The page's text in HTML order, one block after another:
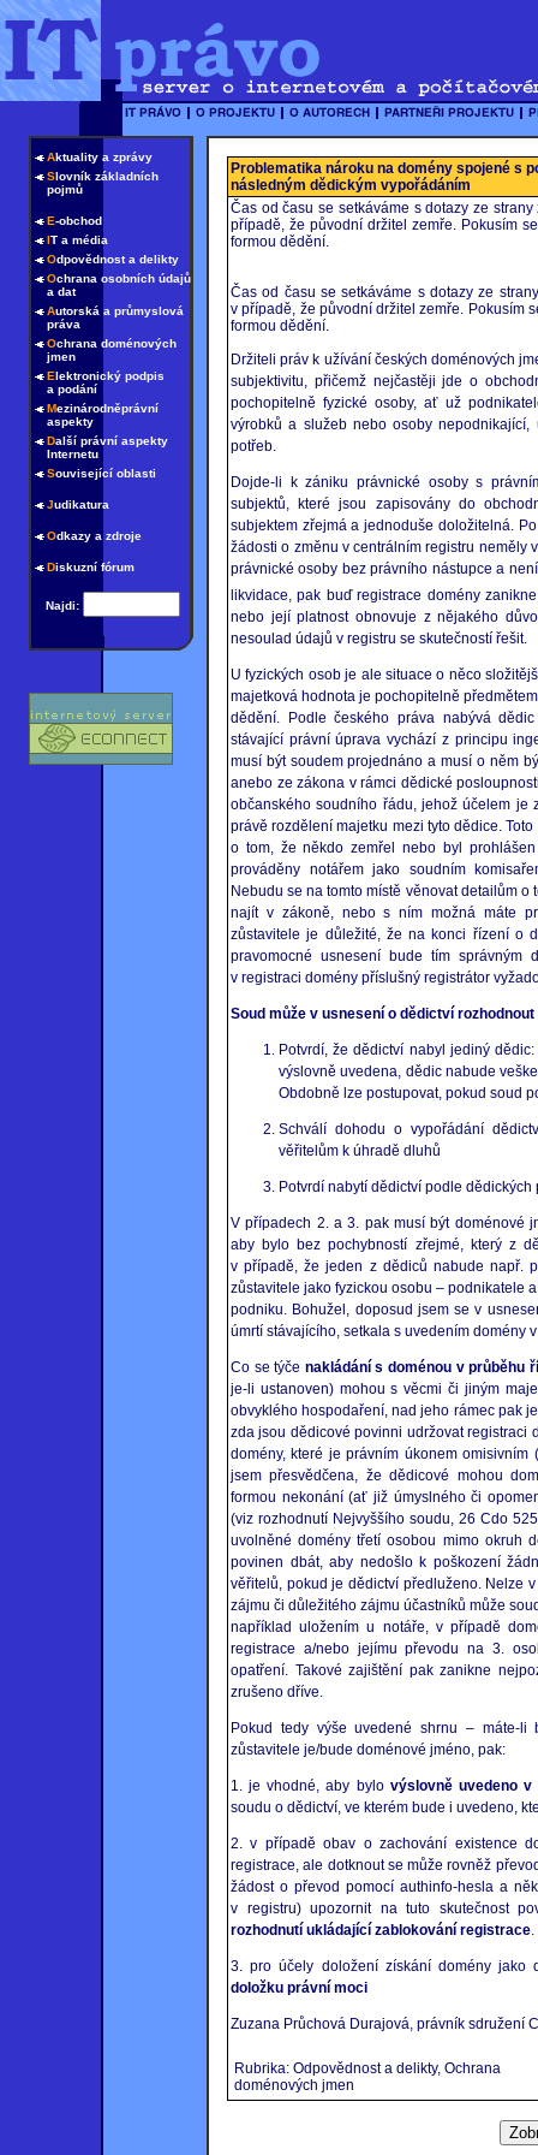
Aktuality a zprávy
Slovník základních
pojmů
E-obchod
IT a média
Odpovědnost a delikty
Ochrana osobních údajů
a dat
Autorská a průmyslová
práva
Ochrana doménových
jmen
Elektronický podpis
a podání
Mezinárodněprávní
aspekty
Další právní aspekty
Internetu
Související oblasti
Judikatura
Odkazy a zdroje
Diskuzní fórum
Najdi:
Problematika nároku na domény spojené s
následným dědickým vypořádáním
Čas od času se setkáváme s dotazy ze
případě, že původní držitel zemře. Pokusím
formou dědění.
Čas od času se setkáváme s dotazy ze
v případě, že původní držitel zemře. Pokusím
formou dědění.
Držiteli práv k užívání českých doménových
subjektivitu, přičemž nejčastěji jde o
pochopitelně fyzické osoby, ať už
výrobků a služeb nebo osoby
potřeb.
Dojde-li k zániku právnické osoby s
subjektů, které jsou zapisovány do
subjektem zřejmá a jednoduše doložitelná.
žádosti o změnu v centrálním registru neměly
právnické osoby bez právního nástupce a
likvidace, pak buď registrace domény
nebo její platnost obnovuje z nějakého
nesoulad údajů v registru se skutečností řešit.
U fyzických osob je ale situace o něco
majetková hodnota je pochopitelně
dědění. Podle českého práva nabývá
stávající právní úprava vychází z principu
musí být soudem projednáno a musí o něm
anebo ze zákona v rámci dědické
občanského soudního řádu, jehož účelem je
právě rozdělení majetku mezi tyto dědice.
o tom, že někdo zemřel nebo byl
prováděny notářem jako soudním
Nebudu se na tomto místě věnovat detailům
najít v zákoně, nebo s ním možná máte
zůstavitele je důležité, že na konci řízení o
pravomocné usnesení bude tím správným
v registraci domény příslušný registrátor
Soud může v usnesení o dědictví
Potvrdí, že dědictví nabyl jediný
výslovně uvedena, dědic nabude
Obdobně lze postupovat, pokud soud
Schválí dohodu o vypořádání
věřitelům k úhradě dluhů
Potvrdí nabytí dědictví podle
V případech 2. a 3. pak musí být doménové
aby bylo bez pochybností zřejmé, který z
v případě, že jeden z dědiců nabude např.
zůstavitele jako fyzickou osobu – podnikatele
podniku. Bohužel, doposud jsem se v
úmrtí stávajícího, setkala s uvedením domény
Co se týče nakládání s doménou v průběhu
je-li ustanoven) mohou s věcmi či jiným
obvyklého hospodaření, nad jeho rámec pak
zda jsou dědicové povinni udržovat registraci
domény, které je právním úkonem
jsem přesvědčena, že dědicové mohou
formou nekonání (ať již úmyslného či
(viz rozhodnutí Nejvyššího soudu, 26 Cdo
uvolněné domény třetí osobou mimo okruh
povinen dbát, aby nedošlo k poškození
věřitelů, pokud je dědictví předluženo. Nelze
zájmu či důležitého zájmu účastníků může
například uložením u notáře, v případě
registrace a/nebo jejímu převodu na 3.
opatření. Takové zajištění pak zanikne
zrušeno dříve.
Pokud tedy výše uvedené shrnu – máte-li
zůstavitele je/bude doménové jméno, pak:
1. je vhodné, aby bylo výslovně uvedeno v
soudu o dědictví, ve kterém bude i uvedeno,
2. v případě obav o zachování existence
registrace, ale dotknout se může rovněž
žádost o převod pomocí authinfo-hesla a
v registru) upozornit na tuto skutečnost
rozhodnutí ukládající zablokování registrace.
3. pro účely doložení získání domény jako
doložku právní moci
Zuzana Průchová Durajová, právník sdružení
Rubrika: Odpovědnost a delikty, Ochrana
doménových jmen